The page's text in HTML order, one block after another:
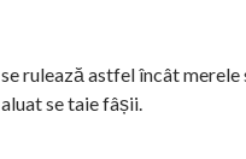
se rulează astfel încât
aluat se taie fâșii.